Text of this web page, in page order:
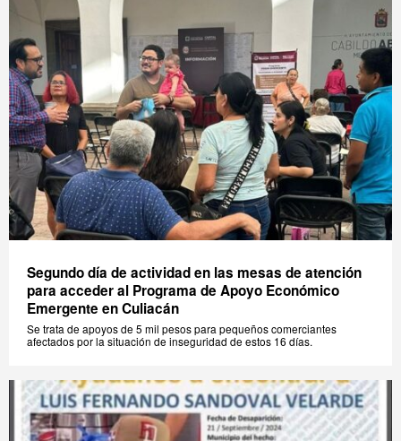
Segundo día de actividad en las mesas de atención
para acceder al Programa de Apoyo Económico
Emergente en Culiacán
Se trata de apoyos de 5 mil pesos para pequeños comerciantes
afectados por la situación de inseguridad de estos 16 días.